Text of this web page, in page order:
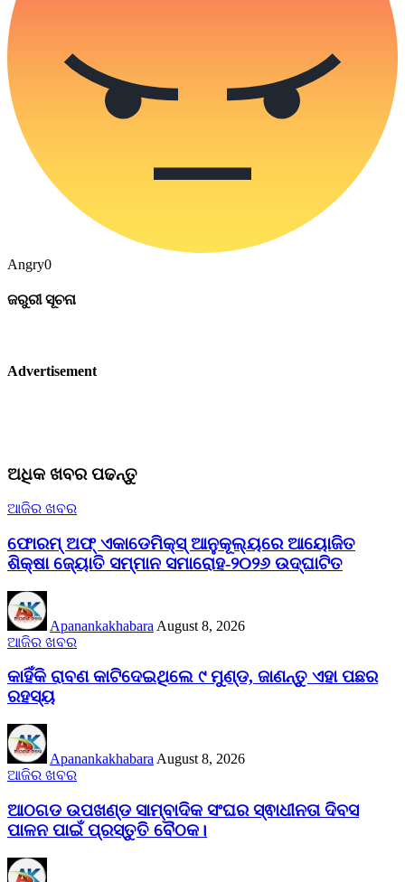
Angry0
ଜରୁରୀ ସୂଚନା
Advertisement
ଅଧିକ ଖବର ପଢନ୍ତୁ
ଆଜିର ଖବର
ଫୋରମ୍ ଅଫ୍ ଏକାଡେମିକ୍ସ୍ ଆନୁକୂଲ୍ୟରେ ଆୟୋଜିତ
ଶିକ୍ଷା ଜ୍ୟୋତି ସମ୍ମାନ ସମାରୋହ-୨୦୨୬ ଉଦ୍ଘାଟିତ
Apanankakhabara August 8, 2026
ଆଜିର ଖବର
କାହିଁକି ରାବଣ କାଟିଦେଇଥିଲେ ୯ ମୁଣ୍ଡ, ଜାଣନ୍ତୁ ଏହା ପଛର
ରହସ୍ୟ
Apanankakhabara August 8, 2026
ଆଜିର ଖବର
ଆଠଗଡ ଉପଖଣ୍ଡ ସାମ୍ବାଦିକ ସଂଘର ସ୍ଵାଧୀନତା ଦିବସ
ପାଳନ ପାଇଁ ପ୍ରସ୍ତୁତି ବୈଠକ।